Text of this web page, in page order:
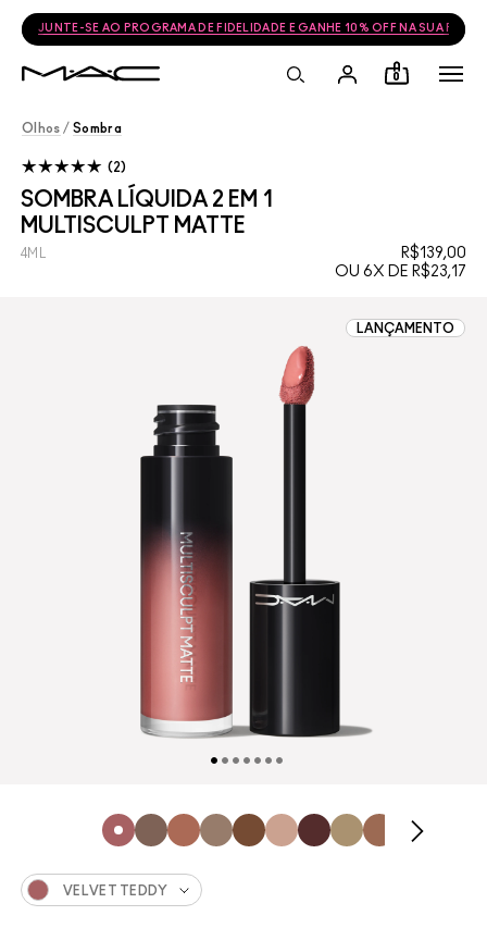
FRETE GRÁTIS NAS COMPRAS ACIMA DE R$399
0
Olhos / Sombra
SOMBRA LÍQUIDA 2 EM 1
MULTISCULPT MATTE
R$139,00
OU 6X DE R$23,17
4ML
2
LANÇAMENTO
VELVET TEDDY